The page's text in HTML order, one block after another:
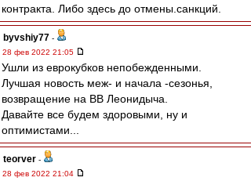
контракта. Либо здесь до отмены.санкций.
byvshiy77 -
28 фев 2022 21:05
Ушли из еврокубков непобежденными.
Лучшая новость меж- и начала -сезонья,
возвращение на ВВ Леонидыча.
Давайте все будем здоровыми, ну и
оптимистами...
teorver -
28 фев 2022 21:04